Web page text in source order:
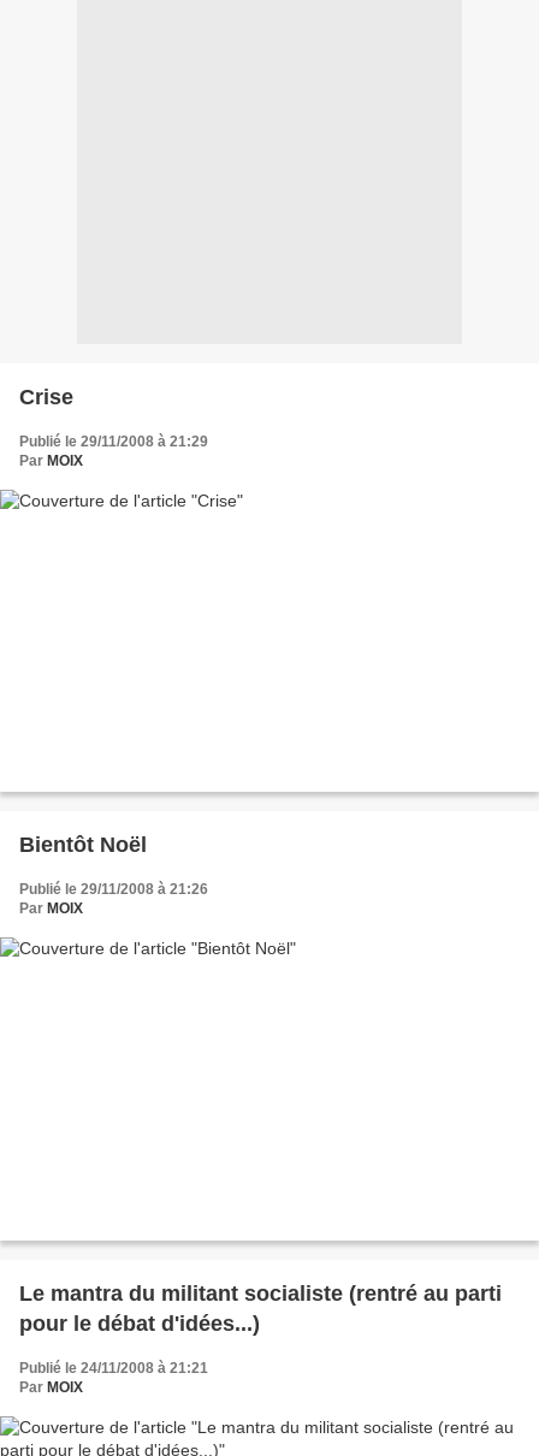
Crise
Publié le 29/11/2008 à 21:29
Par MOIX
Bientôt Noël
Publié le 29/11/2008 à 21:26
Par MOIX
Le mantra du militant socialiste (rentré au parti
pour le débat d'idées...)
Publié le 24/11/2008 à 21:21
Par MOIX